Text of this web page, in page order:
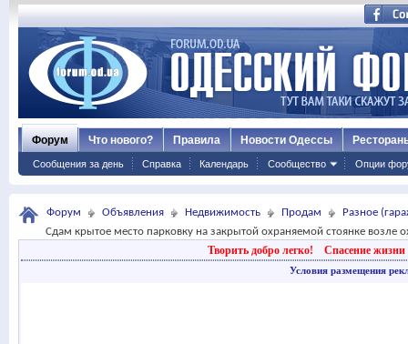
Форум
Сообщения за день Справка Календарь Сообщество Опции
Что нового? Правила Новости Одессы
Форум Объявления Недвижимость Продам
Разное
Сдам крытое место парковку на закрытой охраняемой стоянке возле
Творить добро легко! Спасение жизни
Условия размещения